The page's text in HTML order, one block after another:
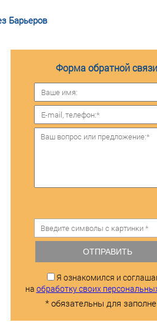
Барьеров
Форма обратной
ОТПРАВИТЬ
Я ознакомился и
на обработку своих
* обязательны для